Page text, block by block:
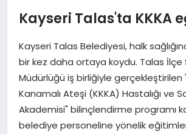
EKONOMI
SPOR
MAGAZIN
Kayseri Talas'ta KKKA
Kayseri Talas Belediyesi, halk
bir kez daha ortaya koydu. Talas İlçe
Müdürlüğü iş birliğiyle gerçekleştirilen
Kanamalı Ateşi (KKKA) Hastalığı ve
Akademisi" bilinçlendirme programı
belediye personeline yönelik